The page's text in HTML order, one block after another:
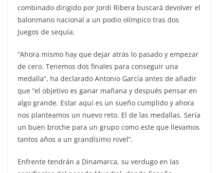
combinado dirigido por Jordi Ribera buscará devolver el
balonmano nacional a un podio olímpico tras dos
Juegos de sequía.
“Ahora mismo hay que dejar atrás lo pasado y empezar
de cero. Tenemos dos finales para conseguir una
medalla”, ha declarado Antonio García antes de añadir
que “el objetivo es ganar mañana y después pensar en
algo grande. Estar aquí es un sueño cumplido y ahora
nos planteamos un nuevo reto. El de las medallas. Sería
un buen broche para un grupo como este que llevamos
tantos años a un grandísimo nivel”.
Enfrente tendrán a Dinamarca, su verdugo en las